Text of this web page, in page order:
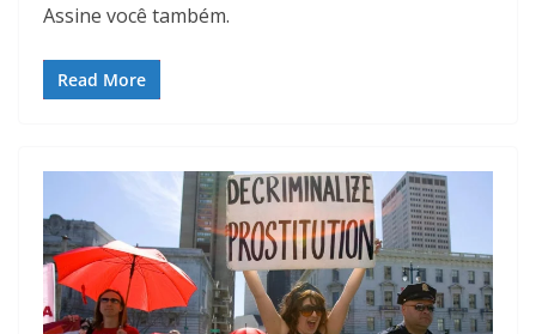
Assine você também.
Read More